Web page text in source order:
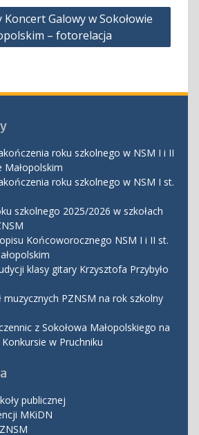
Galowy w Sokołowie
– fotorelacja
roku szkolnego w NSM I i II
Małopolskim
roku szkolnego w NSM I st.
szkolnego 2025/2026 w szkołach
Końcoworocznego NSM I i II st.
klasy gitary Krzysztofa Przybyło
muzycznych PZNSM na rok szkolny
z Sokołowa Małopolskiego na
w Pruchniku
publicznej
MKiDN